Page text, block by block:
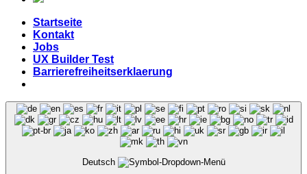
Startseite
Kontakt
Jobs
UX Builder Test
Barrierefreiheitserklaerung
Deutsch